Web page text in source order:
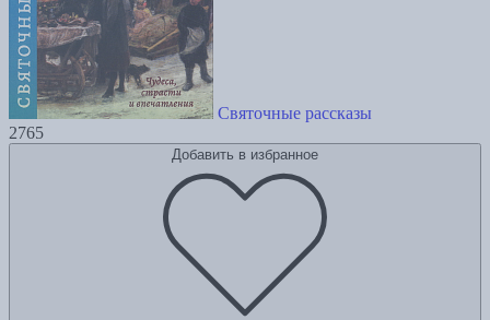
Святочные рассказы
2765
Добавить в избранное